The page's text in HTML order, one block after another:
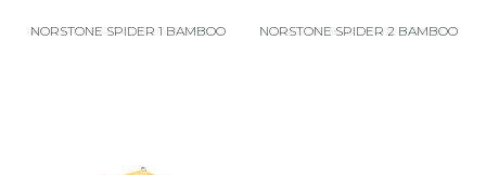
NORSTONE SPIDER 1 BAMBOO NORSTONE SPIDER 2 BAMBOO